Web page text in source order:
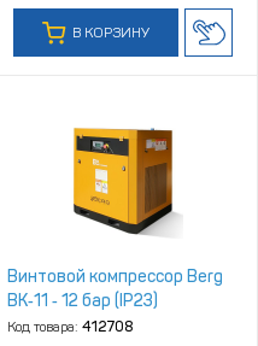
В КОРЗИНУ
Винтовой компрессор Berg
ВК‑11 ‑ 12 бар (IP23)
Код товара: 412708